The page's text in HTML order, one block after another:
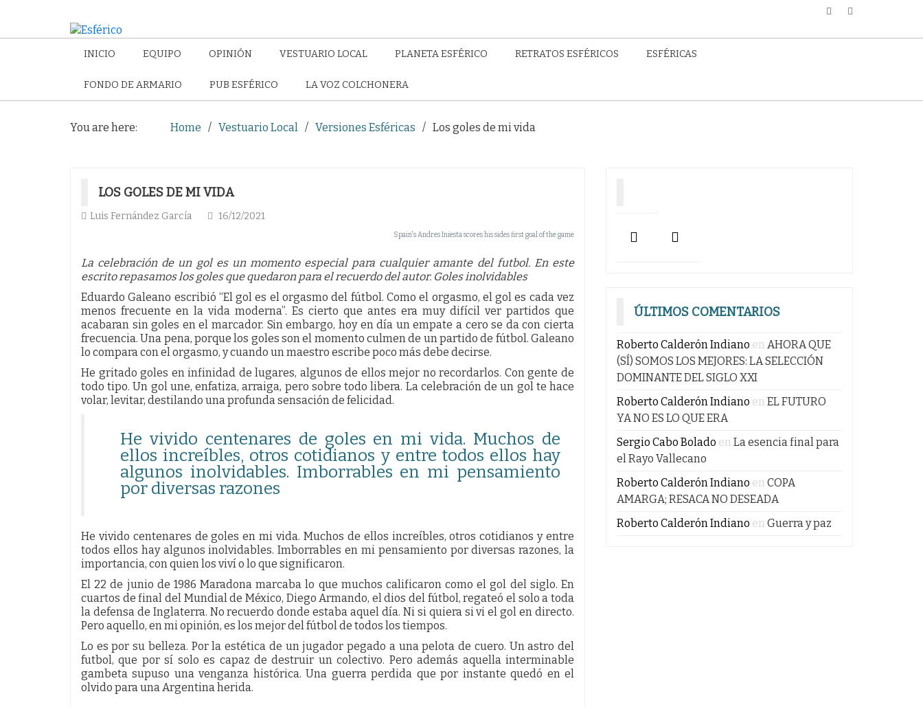
INICIO EQUIPO OPINIÓN VESTUARIO LOCAL PLANETA ESFÉRICO RETRATOS ESFÉRICOS ESFÉRICAS
FONDO DE ARMARIO PUB ESFÉRICO LA VOZ COLCHONERA
You are here: Home Vestuario Local Versiones Esféricas Los goles de mi vida
LOS GOLES DE MI VIDA
Luis Fernández García 16/12/2021
Spain's Andres Iniesta scores his sides first goal of the game
La celebración de un gol es un momento especial para cualquier amante del futbol. En este
escrito repasamos los goles que quedaron para el recuerdo del autor. Goles inolvidables
Eduardo Galeano escribió “El gol es el orgasmo del fútbol. Como el orgasmo, el gol es cada vez
menos frecuente en la vida moderna”. Es cierto que antes era muy difícil ver partidos que
acabaran sin goles en el marcador. Sin embargo, hoy en día un empate a cero se da con cierta
frecuencia. Una pena, porque los goles son el momento culmen de un partido de fútbol. Galeano
lo compara con el orgasmo, y cuando un maestro escribe poco más debe decirse.
He gritado goles en infinidad de lugares, algunos de ellos mejor no recordarlos. Con gente de
todo tipo. Un gol une, enfatiza, arraiga, pero sobre todo libera. La celebración de un gol te hace
volar, levitar, destilando una profunda sensación de felicidad.
He vivido centenares de goles en mi vida. Muchos de
ellos increíbles, otros cotidianos y entre todos ellos hay
algunos inolvidables. Imborrables en mi pensamiento
por diversas razones
He vivido centenares de goles en mi vida. Muchos de ellos increíbles, otros cotidianos y entre
todos ellos hay algunos inolvidables. Imborrables en mi pensamiento por diversas razones, la
importancia, con quien los viví o lo que significaron.
El 22 de junio de 1986 Maradona marcaba lo que muchos calificaron como el gol del siglo. En
cuartos de final del Mundial de México, Diego Armando, el dios del fútbol, regateó el solo a toda
la defensa de Inglaterra. No recuerdo donde estaba aquel día. Ni si quiera si vi el gol en directo.
Pero aquello, en mi opinión, es los mejor del fútbol de todos los tiempos.
Lo es por su belleza. Por la estética de un jugador pegado a una pelota de cuero. Un astro del
futbol, que por sí solo es capaz de destruir un colectivo. Pero además aquella interminable
gambeta supuso una venganza histórica. Una guerra perdida que por instante quedó en el
olvido para una Argentina herida.
ÚLTIMOS COMENTARIOS
Roberto Calderón Indiano en AHORA QUE
(SÍ) SOMOS LOS MEJORES: LA SELECCIÓN
DOMINANTE DEL SIGLO XXI
Roberto Calderón Indiano en EL FUTURO
YA NO ES LO QUE ERA
Sergio Cabo Bolado en La esencia final para
el Rayo Vallecano
Roberto Calderón Indiano en COPA
AMARGA; RESACA NO DESEADA
Roberto Calderón Indiano en Guerra y paz